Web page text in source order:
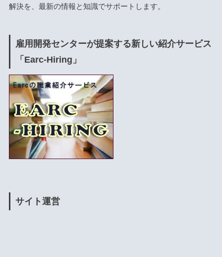
解決を、最新の情報と知識でサポートします。
雇用開発センターが提案する新しい紹介サービス
「Earc-Hiring」
サイト運営